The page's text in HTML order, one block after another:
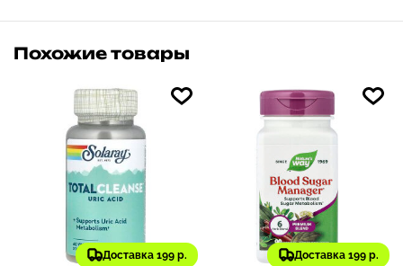
Похожие товары
Доставка 199 р. Доставка 199 р.